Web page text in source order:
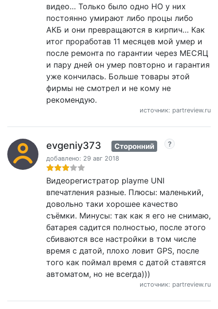
видео… Только было одно НО у них
постоянно умирают либо процы либо
АКБ и они превращаются в кирпич… Как
итог проработав 11 месяцев мой умер и
после ремонта по гарантии через МЕСЯЦ
и пару дней он умер повторно и гарантия
уже кончилась. Больше товары этой
фирмы не смотрел и не кому не
рекомендую.
источник: partreview.ru
evgeniy373 Сторонний
добавлено: 29 авг 2018
Видеорегистратор playme UNI
впечатления разные. Плюсы: маленький,
довольно таки хорошее качество
съёмки. Минусы: так как я его не снимаю,
батарея садится полностью, после этого
сбиваются все настройки в том числе
время с датой, плохо ловит GPS, после
того как поймал время с датой ставятся
автоматом, но не всегда)))
источник: partreview.ru